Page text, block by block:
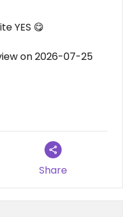
YES 😋
on 2026-07-25
Share